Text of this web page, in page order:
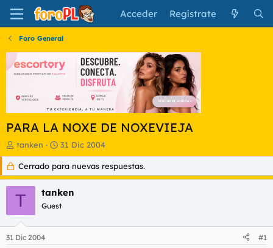
Acceder Regístrate
Foro General
PARA LA NOXE DE NOXEVIEJA
I
n
c
i
a
d
o
d
tanken
F
e
c
h
d
e
i
31 Dic 2004
Cerrado para nuevas respuestas.
T tanken
Guest
31 Dic 2004 #1